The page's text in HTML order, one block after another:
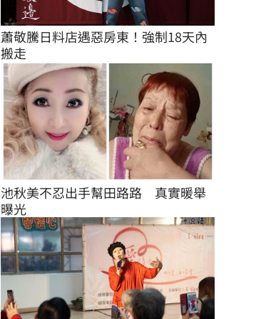
蕭敬騰日料店遇惡房東！強制18天內
搬走
池秋美不忍出手幫田路路　真實暖舉
曝光